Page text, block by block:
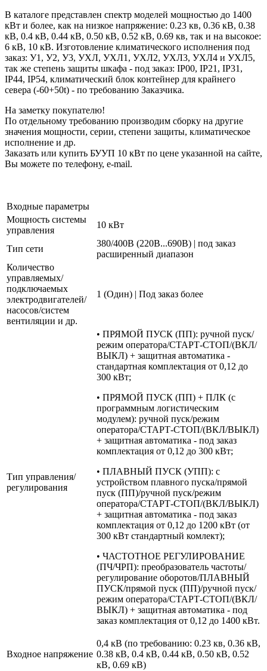
В каталоге представлен спектр моделей мощностью до 1400
кВт и более, как на низкое напряжение: 0.23 кв, 0.36 кВ, 0.38
кВ, 0.4 кВ, 0.44 кВ, 0.50 кВ, 0.52 кВ, 0.69 кв, так и на высокое:
6 кВ, 10 кВ. Изготовление климатического исполнения под
заказ: У1, У2, У3, УХЛ, УХЛ1, УХЛ2, УХЛ3, УХЛ4 и УХЛ5,
так же степень защиты шкафа - под заказ: IP00, IP21, IP31,
IP44, IP54, климатический блок контейнер для крайнего
севера (-60+50t) - по требованию Заказчика.
На заметку покупателю!
По отдельному требованию производим сборку на другие
значения мощности, серии, степени защиты, климатическое
исполнение и др.
Заказать или купить БУУП 10 кВт по цене указанной на сайте,
Вы можете по телефону, e-mail.
Входные параметры
Мощность системы
управления
10 кВт
Тип сети
380/400В (220В...690В) | под заказ
расширенный диапазон
Количество
управляемых/
подключаемых
электродвигателей/
насосов/систем
вентиляции и др.
1 (Один) | Под заказ более
Тип управления/
регулирования
• ПРЯМОЙ ПУСК (ПП): ручной пуск/
режим оператора/СТАРТ-СТОП/(ВКЛ/
ВЫКЛ) + защитная автоматика -
стандартная комплектация от 0,12 до
300 кВт;
• ПРЯМОЙ ПУСК (ПП) + ПЛК (с
программным логистическим
модулем): ручной пуск/режим
оператора/СТАРТ-СТОП/(ВКЛ/ВЫКЛ)
+ защитная автоматика - под заказ
комплектация от 0,12 до 300 кВт;
• ПЛАВНЫЙ ПУСК (УПП): с
устройством плавного пуска/прямой
пуск (ПП)/ручной пуск/режим
оператора/СТАРТ-СТОП/(ВКЛ/ВЫКЛ)
+ защитная автоматика - под заказ
комплектация от 0,12 до 1200 кВт (от
300 кВт стандартный комлект);
• ЧАСТОТНОЕ РЕГУЛИРОВАНИЕ
(ПЧ/ЧРП): преобразователь частоты/
регулирование оборотов/ПЛАВНЫЙ
ПУСК/прямой пуск (ПП)/ручной пуск/
режим оператора/СТАРТ-СТОП/(ВКЛ/
ВЫКЛ) + защитная автоматика - под
заказ комплектация от 0,12 до 1400 кВт.
Входное напряжение
0,4 кВ (по требованию: 0.23 кв, 0.36 кВ,
0.38 кВ, 0.4 кВ, 0.44 кВ, 0.50 кВ, 0.52
кВ, 0.69 кВ)